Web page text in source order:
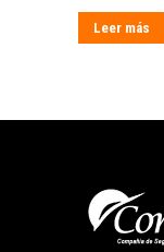
Leer más